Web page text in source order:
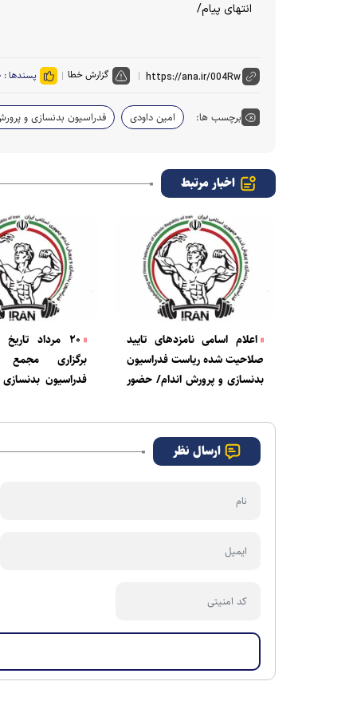
انتهای پیام/
گزارش خطا پسندها :
برچسب ها: امین داودی فدراسیون بدنسازی و
اخبار مرتبط
اعلام اسامی نامزدهای تایید
صلاحیت شده ریاست فدراسیون
بدنسازی و پرورش اندام/ حضور
۲۰ مرداد
برگزاری مجمع
فدراسیون
ارسال نظر